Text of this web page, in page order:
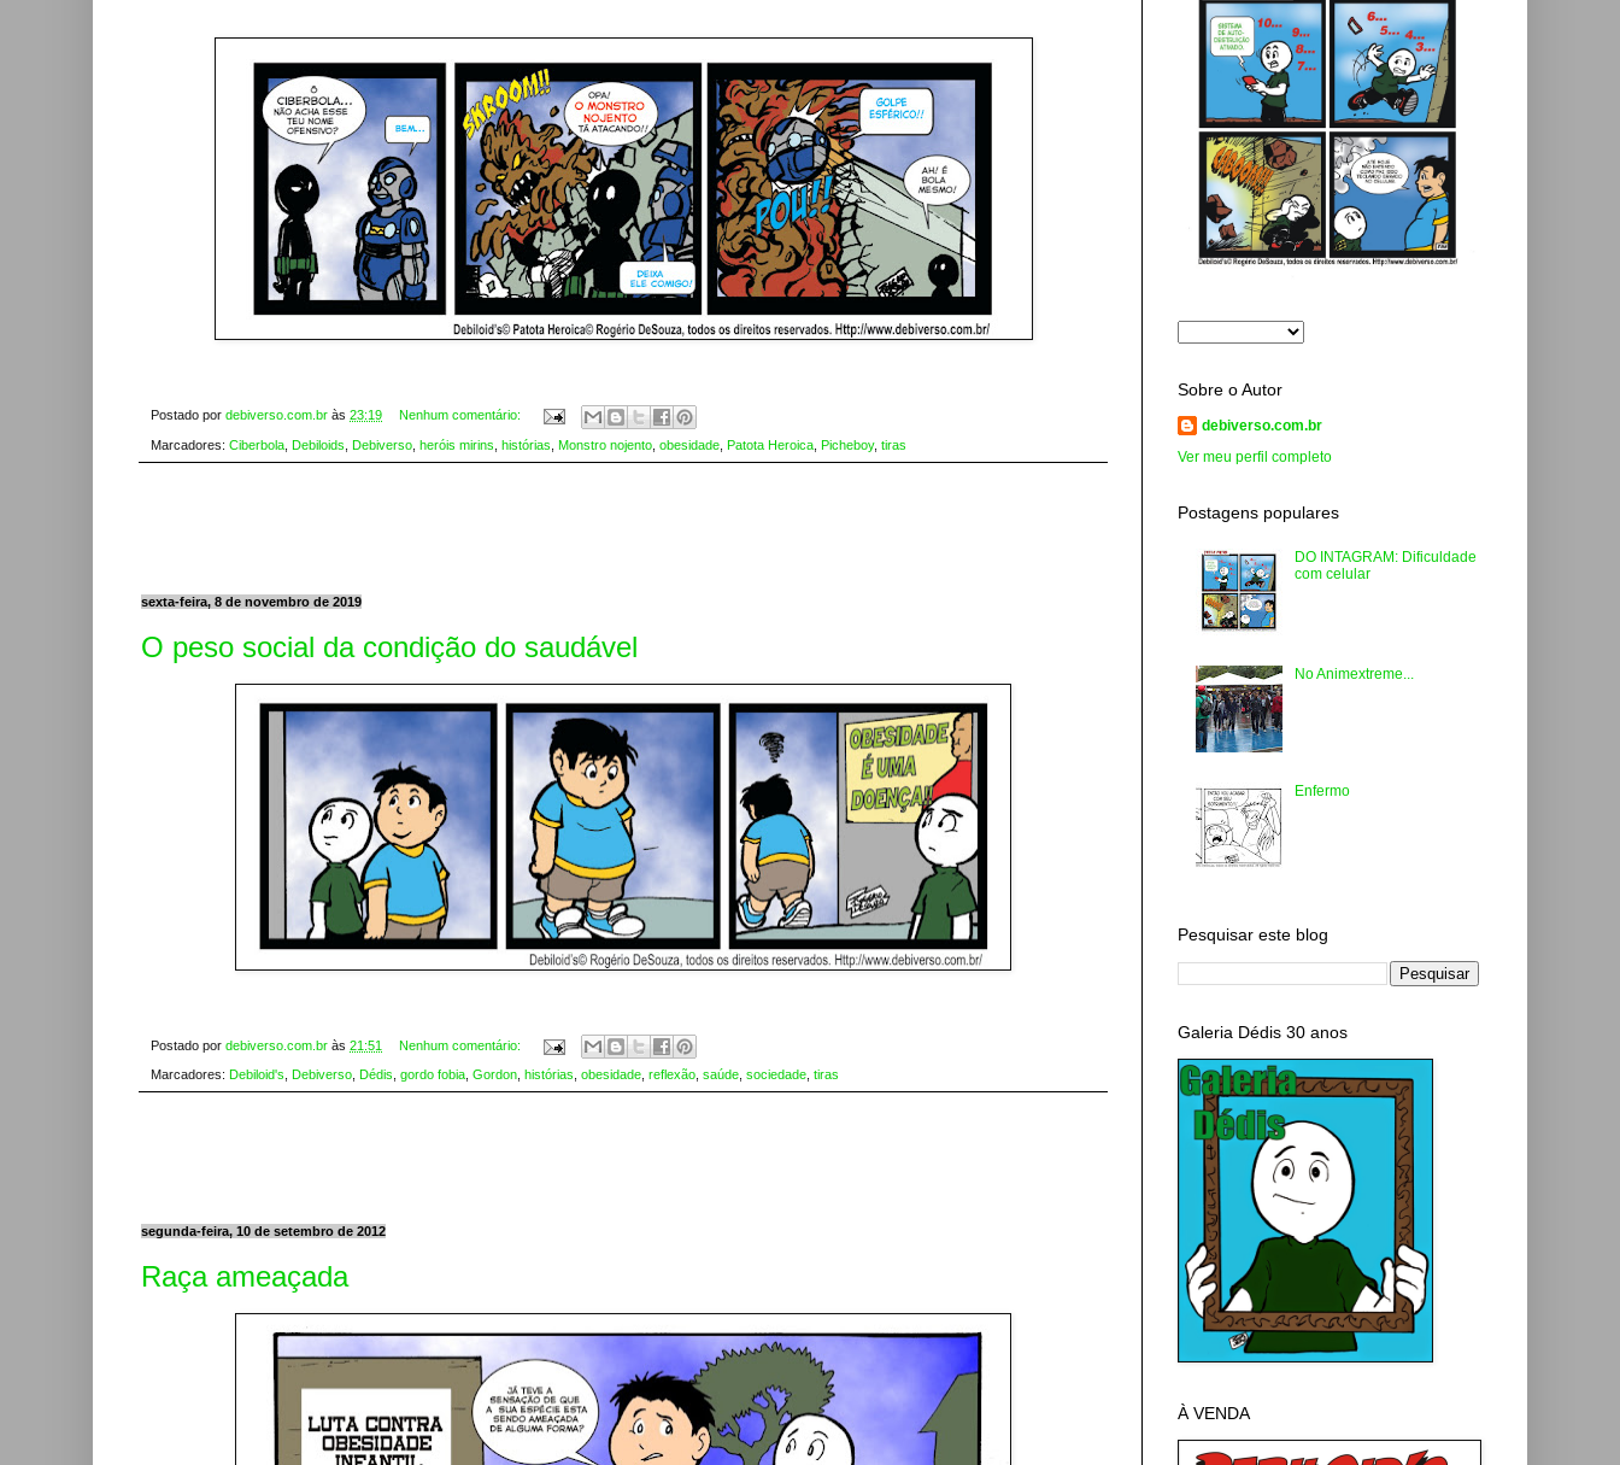
Postado por debiverso.com.br às 23:19 Nenhum comentário:
Marcadores: Ciberbola Debiloids Debiverso heróis mirins histórias Monstro nojento obesidade Patota Heroica Picheboy, tiras
sexta-feira, 8 de novembro de 2019
O peso social da condição do saudável
Postado por debiverso.com.br às 21:51 Nenhum comentário:
Marcadores: Debiloid's Debiverso Dédis gordo fobia Gordon histórias obesidade reflexão saúde sociedade tiras
segunda-feira, 10 de setembro de 2012
Raça ameaçada
Sobre o Autor
debiverso.com.br
Ver meu perfil completo
Postagens populares
DO INTAGRAM: Dificuldade
com celular
No Animextreme...
Enfermo
Pesquisar este blog
Galeria Dédis 30 anos
À VENDA